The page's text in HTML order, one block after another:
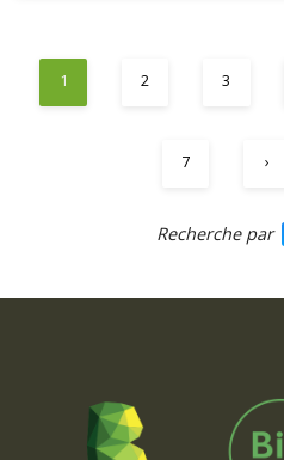
1 2 3
7 ›
Recherche par